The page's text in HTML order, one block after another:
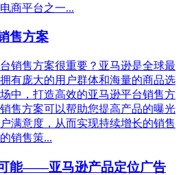
商平台之一...
售方案
销售方案很重要？亚马逊是全球最
有庞大的用户群体和海量的商品选
中，打造高效的亚马逊平台销售方
售方案可以帮助您提高产品的曝光
满意度，从而实现持续增长的销售
销售策...
能——亚马逊产品定位广告